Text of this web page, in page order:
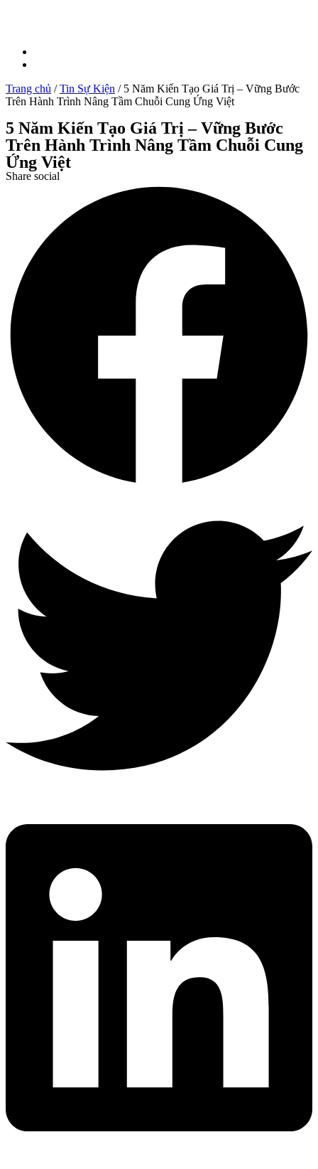
Trang chủ /Tin Sự Kiện / 5 Năm Kiến Tạo Giá Trị – Vững Bước
Trên Hành Trình Nâng Tầm Chuỗi Cung Ứng Việt
5 Năm Kiến Tạo Giá Trị – Vững Bước
Trên Hành Trình Nâng Tầm Chuỗi Cung
Ứng Việt
Share social